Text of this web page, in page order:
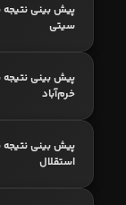
پیش بینی نتیجه
سیتی
پیش بینی نتیجه
خرم‌آباد
پیش بینی نتیجه
استقلال